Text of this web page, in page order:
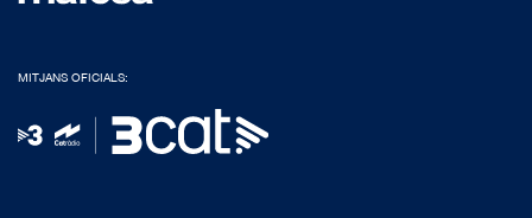
MITJANS OFICIALS: